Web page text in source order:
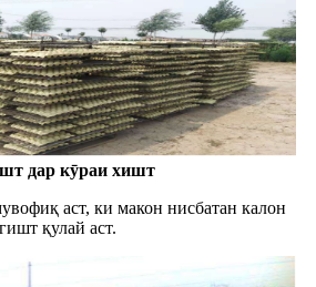
дар кӯраи хишт
аст, ки макон нисбатан калон
қулай аст.